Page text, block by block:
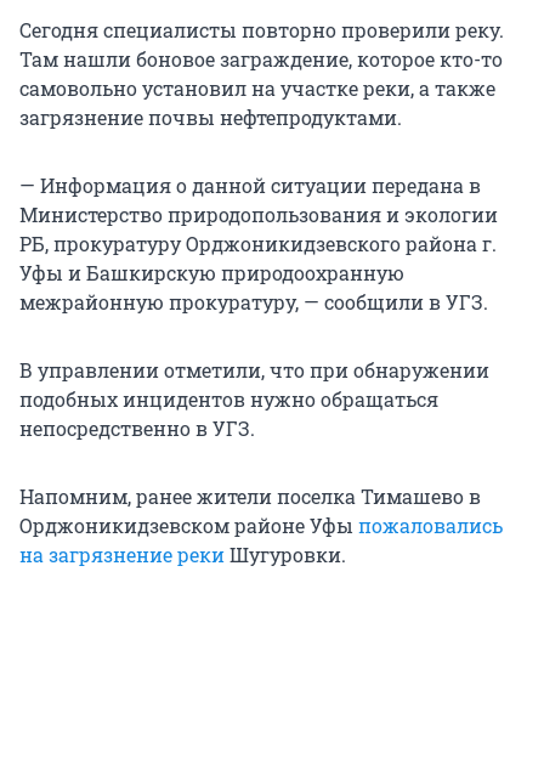
Сегодня специалисты повторно проверили реку.
Там нашли боновое заграждение, которое кто-то
самовольно установил на участке реки, а также
загрязнение почвы нефтепродуктами.
— Информация о данной ситуации передана в
Министерство природопользования и экологии
РБ, прокуратуру Орджоникидзевского района г.
Уфы и Башкирскую природоохранную
межрайонную прокуратуру, — сообщили в УГЗ.
В управлении отметили, что при обнаружении
подобных инцидентов нужно обращаться
непосредственно в УГЗ.
Напомним, ранее жители поселка Тимашево в
Орджоникидзевском районе Уфы пожаловались
на загрязнение рекиШугуровки.